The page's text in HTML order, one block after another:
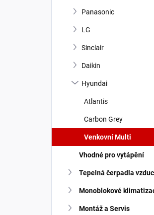
Panasonic
LG
Sinclair
Daikin
Hyundai
Atlantis
Carbon Grey
Venkovní Multi
Vhodné pro vytápění
Tepelná čerpadla
Monoblokové
Montáž a Servis